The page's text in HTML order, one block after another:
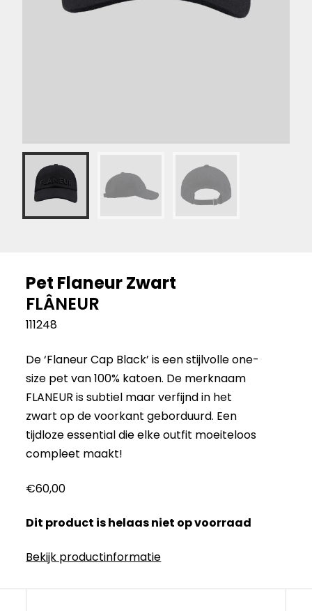
Pet Flaneur Zwart
FLÂNEUR
111248
De ‘Flaneur Cap Black’ is een stijlvolle one-
size pet van 100% katoen. De merknaam
FLANEUR is subtiel maar verfijnd in het
zwart op de voorkant geborduurd. Een
tijdloze essential die elke outfit moeiteloos
compleet maakt!
€60,00
Dit product is helaas niet op voorraad
Bekijk productinformatie